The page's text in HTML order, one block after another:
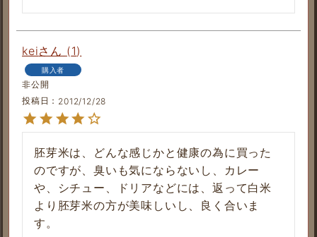
kei 1
購入者
非公開
投稿日
2012/12/28
胚芽米は、どんな感じかと健康の為に買った
のですが、臭いも気にならないし、カレー
や、シチュー、ドリアなどには、返って白米
より胚芽米の方が美味しいし、良く合いま